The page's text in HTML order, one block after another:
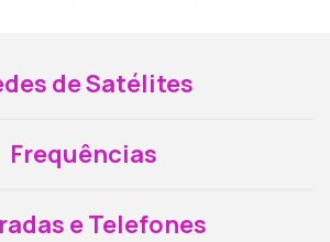
de Satélites
Frequências
e Telefones